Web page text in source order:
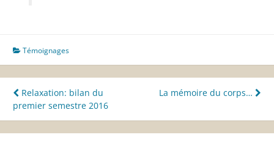
Témoignages
Navigation
de
l’article
Relaxation: bilan du
premier semestre 2016
La mémoire du corps…